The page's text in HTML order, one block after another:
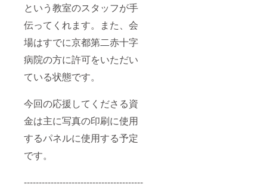
という教室のスタッフが手
伝ってくれます。また、会
場はすでに京都第二赤十字
病院の方に許可をいただい
ている状態です。
今回の応援してくださる資
金は主に写真の印刷に使用
するパネルに使用する予定
です。
----------------------------------------